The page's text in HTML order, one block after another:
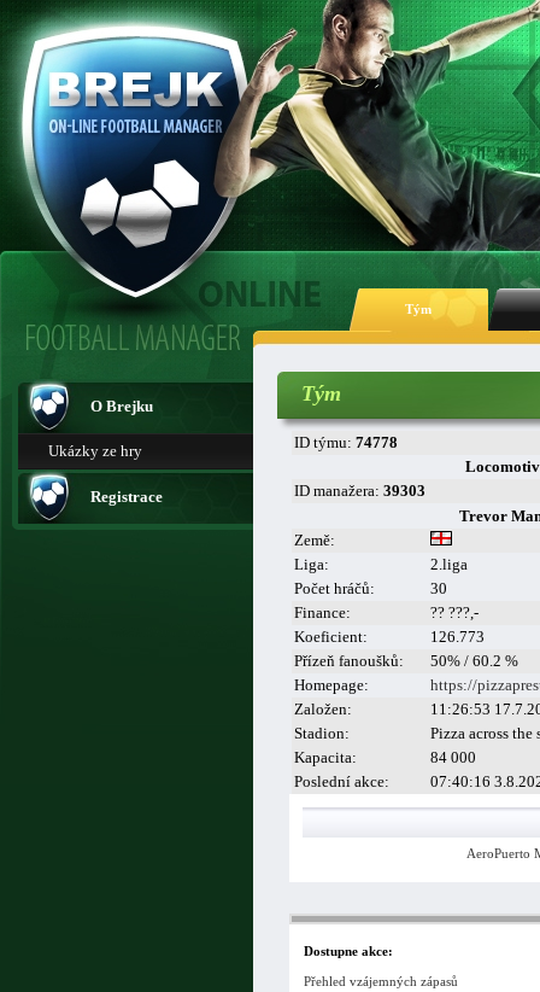
Tým
O Brejku
Ukázky ze hry
Registrace
Tým
ID týmu: 74778
ID manažera: 39303
Trevor
Země:
Liga:
2.liga
Počet hráčů:
30
Finance:
?? ???,-
Koeficient:
126.773
Přízeň fanoušků:
50% / 60.2 %
Homepage:
https://
Založen:
11:26:53
Stadion:
Pizza across the
Kapacita:
84 000
Poslední akce:
07:40:16
AeroPuerto
Dostupne akce:
Přehled vzájemných zápasů